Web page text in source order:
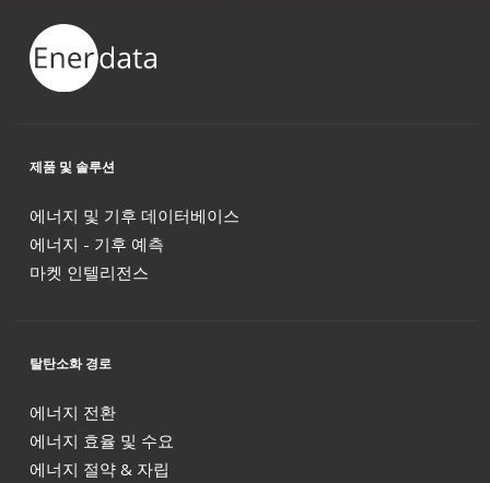
제품 및 솔루션
에너지 및 기후 데이터베이스
에너지 - 기후 예측
마켓 인텔리전스
탈탄소화 경로
에너지 전환
에너지 효율 및 수요
에너지 절약 & 자립